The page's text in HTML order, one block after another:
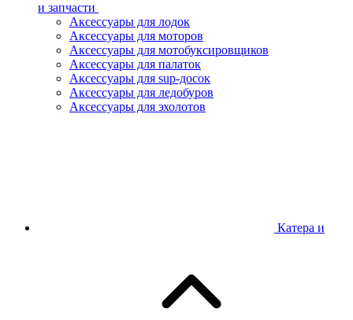
и запчасти
Аксессуары для лодок
Аксессуары для моторов
Аксессуары для мотобуксировщиков
Аксессуары для палаток
Аксессуары для sup-досок
Аксессуары для ледобуров
Аксессуары для эхолотов
Катера и